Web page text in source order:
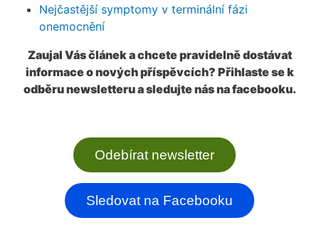
Nejčastější symptomy v terminální fázi
onemocnění
Zaujal Vás článek a chcete pravidelně dostávat
informace o nových příspěvcích? Přihlaste se k
odběru newsletteru a sledujte nás na facebooku.
Odebírat newsletter
Sledovat na Facebooku